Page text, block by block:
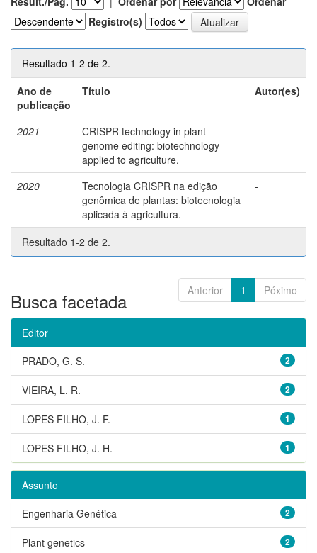
Registro(s)
Resultado 1-2 de 2.
Ano de
publicação
Título Autor(es)
2021
CRISPR technology in plant
genome editing: biotechnology
applied to agriculture.
-
2020
Tecnologia CRISPR na edição
genômica de plantas: biotecnologia
aplicada à agricultura.
-
Resultado 1-2 de 2.
Anterior 1 Póximo
Busca facetada
Editor
2
PRADO, G. S.
2
VIEIRA, L. R.
1
LOPES FILHO, J. F.
1
LOPES FILHO, J. H.
Assunto
2
Engenharia Genética
2
Plant genetics